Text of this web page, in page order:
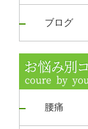
ブログ
腰痛